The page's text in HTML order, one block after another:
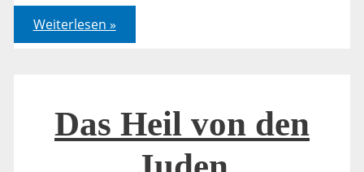
Das
Heil
von
Weiterlesen »
Das Heil von den